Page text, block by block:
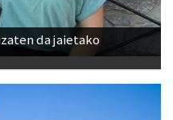
da jaietako